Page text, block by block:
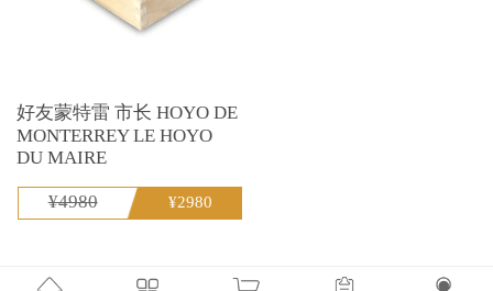
好友蒙特雷 市长 HOYO DE
MONTERREY LE HOYO
DU MAIRE
¥4980 ¥2980
没有更多了